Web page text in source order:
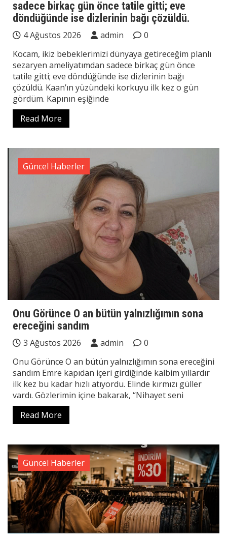
sadece birkaç gün önce tatile gitti; eve
döndüğünde ise dizlerinin bağı çözüldü.
4 Ağustos 2026 admin
0
Kocam, ikiz bebeklerimizi dünyaya getireceğim planlı
sezaryen ameliyatımdan sadece birkaç gün önce
tatile gitti; eve döndüğünde ise dizlerinin bağı
çözüldü. Kaan’ın yüzündeki korkuyu ilk kez o gün
gördüm. Kapının eşiğinde
Read More
Güncel Haberler
Onu Görünce O an bütün yalnızlığımın sona
ereceğini sandım
3 Ağustos 2026 admin
0
Onu Görünce O an bütün yalnızlığımın sona ereceğini
sandım Emre kapıdan içeri girdiğinde kalbim yıllardır
ilk kez bu kadar hızlı atıyordu. Elinde kırmızı güller
vardı. Gözlerimin içine bakarak, “Nihayet seni
Read More
Güncel Haberler